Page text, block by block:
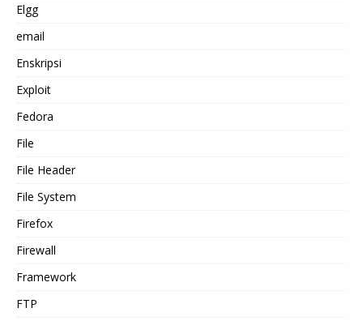
Elgg
email
Enskripsi
Exploit
Fedora
File
File Header
File System
Firefox
Firewall
Framework
FTP